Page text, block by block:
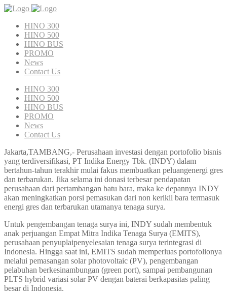
HINO 300
HINO 500
HINO BUS
PROMO
News
Contact Us
HINO 300
HINO 500
HINO BUS
PROMO
News
Contact Us
Jakarta,TAMBANG,- Perusahaan investasi dengan portofolio bisnis
yang terdiversifikasi, PT Indika Energy Tbk. (INDY) dalam
bertahun-tahun terakhir mulai fakus membuatkan peluangenergi gres
dan terbarukan. Jika selama ini donasi terbesar pendapatan
perusahaan dari pertambangan batu bara, maka ke depannya INDY
akan meningkatkan porsi pemasukan dari non kerikil bara termasuk
energi gres dan terbarukan utamanya tenaga surya.
Untuk pengembangan tenaga surya ini, INDY sudah membentuk
anak perjuangan Empat Mitra Indika Tenaga Surya (EMITS),
perusahaan penyuplaipenyelesaian tenaga surya terintegrasi di
Indonesia. Hingga saat ini, EMITS sudah memperluas portofolionya
melalui pemasangan solar photovoltaic (PV), pengembangan
pelabuhan berkesinambungan (green port), sampai pembangunan
PLTS hybrid variasi solar PV dengan baterai berkapasitas paling
besar di Indonesia.